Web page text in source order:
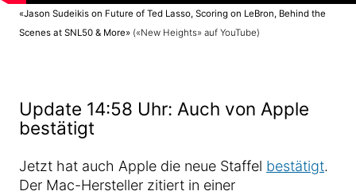
«Jason Sudeikis on Future of Ted Lasso, Scoring on LeBron, Behind the
Scenes at SNL50 & More» («New Heights» auf YouTube)
Update 14:58 Uhr: Auch von Apple
bestätigt
Jetzt hat auch Apple die neue Staffel bestätigt.
Der Mac-Hersteller zitiert in einer